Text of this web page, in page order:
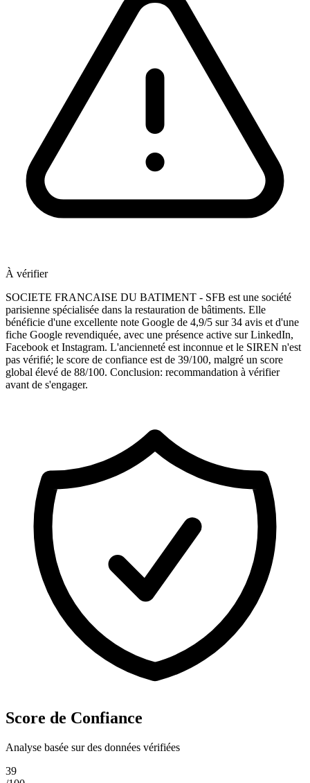
À vérifier
SOCIETE FRANCAISE DU BATIMENT - SFB est une société
parisienne spécialisée dans la restauration de bâtiments. Elle
bénéficie d'une excellente note Google de 4,9/5 sur 34 avis et d'une
fiche Google revendiquée, avec une présence active sur LinkedIn,
Facebook et Instagram. L'ancienneté est inconnue et le SIREN n'est
pas vérifié; le score de confiance est de 39/100, malgré un score
global élevé de 88/100. Conclusion: recommandation à vérifier
avant de s'engager.
Score de Confiance
Analyse basée sur des données vérifiées
39